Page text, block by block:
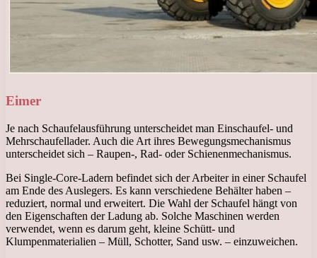
Eimer
Je nach Schaufelausführung unterscheidet man Einschaufel- und
Mehrschaufellader. Auch die Art ihres Bewegungsmechanismus
unterscheidet sich – Raupen-, Rad- oder Schienenmechanismus.
Bei Single-Core-Ladern befindet sich der Arbeiter in einer Schaufel
am Ende des Auslegers. Es kann verschiedene Behälter haben –
reduziert, normal und erweitert. Die Wahl der Schaufel hängt von
den Eigenschaften der Ladung ab. Solche Maschinen werden
verwendet, wenn es darum geht, kleine Schütt- und
Klumpenmaterialien – Müll, Schotter, Sand usw. – einzuweichen.